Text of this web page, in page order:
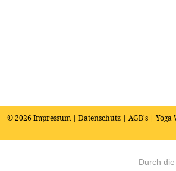
© 2026 Impressum | Datenschutz | AGB's | Yoga
Durch